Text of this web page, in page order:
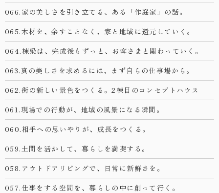
066.家の美しさを引き立てる、ある「作庭家」の話。
065.木材を、余すことなく、家と地域に還元していく。
064.棟梁は、完成後もずっと、お客さまと関わっていく。
063.真の美しさを求めるには、まず自らの仕事場から。
062.街の新しい景色をつくる。2棟目のコンセプトハウス
061.現場での行動が、地域の風景になる瞬間。
060.相手への思いやりが、成長をつくる。
059.土間を活かして、暮らしを満喫する。
058.アウトドアリビングで、日常に新鮮さを。
057.仕事をする空間を、暮らしの中に創って行く。